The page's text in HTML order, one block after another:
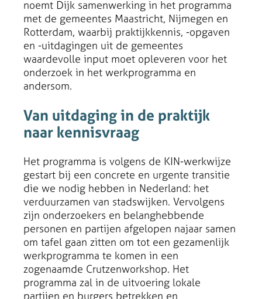
noemt Dijk samenwerking in het programma
met de gemeentes Maastricht, Nijmegen en
Rotterdam, waarbij praktijkkennis, -opgaven
en -uitdagingen uit de gemeentes
waardevolle input moet opleveren voor het
onderzoek in het werkprogramma en
andersom.
Van uitdaging in de praktijk
naar kennisvraag
Het programma is volgens de KIN-werkwijze
gestart bij een concrete en urgente transitie
die we nodig hebben in Nederland: het
verduurzamen van stadswijken. Vervolgens
zijn onderzoekers en belanghebbende
personen en partijen afgelopen najaar samen
om tafel gaan zitten om tot een gezamenlijk
werkprogramma te komen in een
zogenaamde Crutzenworkshop. Het
programma zal in de uitvoering lokale
partijen en burgers betrekken en